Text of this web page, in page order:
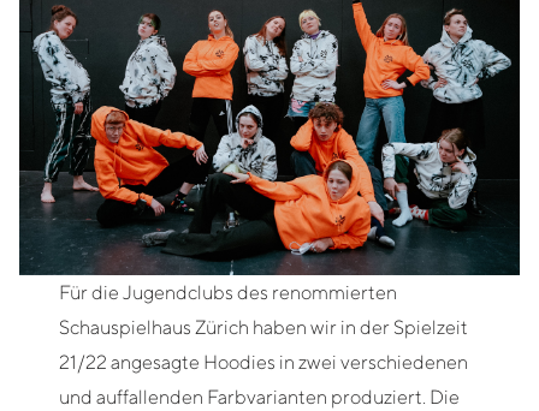
Für die Jugendclubs des renommierten
Schauspielhaus Zürich haben wir in der Spielzeit
21/22 angesagte Hoodies in zwei verschiedenen
und auffallenden Farbvarianten produziert. Die